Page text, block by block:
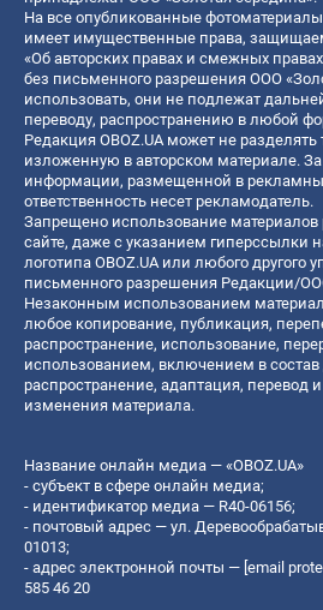
На все опубликованные
имеет имущественные права,
«Об авторских правах и смежных
без письменного разрешения ООО
использовать, они не подлежат
переводу, распространению в любой
Редакция OBOZ.UA может не разделять
изложенную в авторском материале. За
информации, размещенной в
ответственность несет рекламодатель.
Запрещено использование
сайте, даже с указанием гиперссылки
логотипа OBOZ.UA или любого другого
письменного разрешения Редакции/
Незаконным использованием
любое копирование, публикация,
распространение, использование,
использованием, включением в состав
распространение, адаптация, перевод
изменения материала.
Название онлайн медиа — «OBOZ.UA»
- субъект в сфере онлайн медиа;
- идентификатор медиа — R40-06156;
- почтовый адрес — ул.
01013;
- адрес электронной почты — [email
585 46 20